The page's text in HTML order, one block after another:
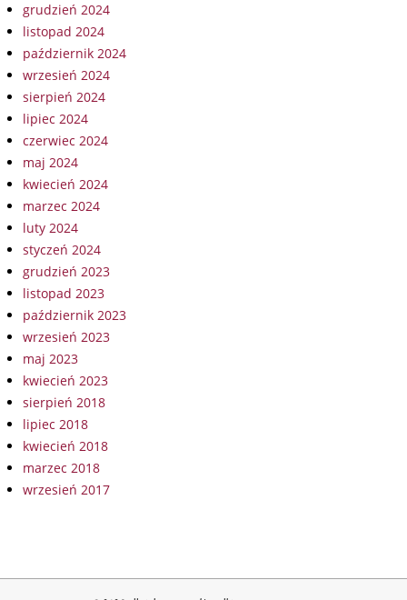
grudzień 2024
listopad 2024
październik 2024
wrzesień 2024
sierpień 2024
lipiec 2024
czerwiec 2024
maj 2024
kwiecień 2024
marzec 2024
luty 2024
styczeń 2024
grudzień 2023
listopad 2023
październik 2023
wrzesień 2023
maj 2023
kwiecień 2023
sierpień 2018
lipiec 2018
kwiecień 2018
marzec 2018
wrzesień 2017